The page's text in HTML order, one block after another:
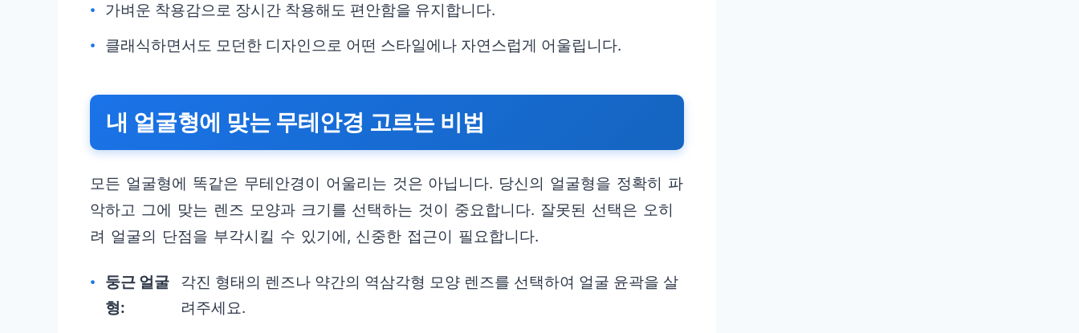
가벼운 착용감으로 장시간 착용해도 편안함을 유지합니다.
클래식하면서도 모던한 디자인으로 어떤 스타일에나 자연스럽게 어울립니다.
내 얼굴형에 맞는 무테안경 고르는 비법
모든 얼굴형에 똑같은 무테안경이 어울리는 것은 아닙니다. 당신의 얼굴형을 정확히 파
악하고 그에 맞는 렌즈 모양과 크기를 선택하는 것이 중요합니다. 잘못된 선택은 오히
려 얼굴의 단점을 부각시킬 수 있기에, 신중한 접근이 필요합니다.
둥근 얼굴
형:
각진 형태의 렌즈나 약간의 역삼각형 모양 렌즈를 선택하여 얼굴 윤곽을 살
려주세요.